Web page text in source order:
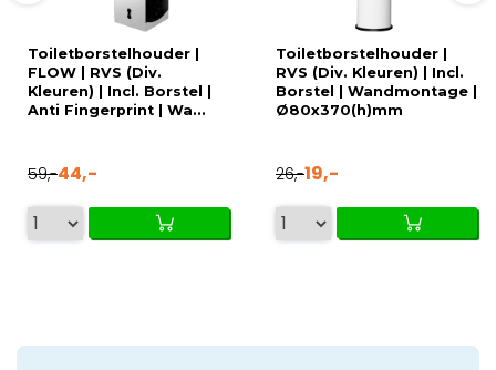
Toiletborstelhouder |
FLOW | RVS (Div.
Kleuren) | Incl. Borstel |
Anti Fingerprint | Wa...
59,-44,-
Toiletborstelhouder |
RVS (Div. Kleuren) | Incl.
Borstel | Wandmontage |
Ø80x370(h)mm
26,-19,-